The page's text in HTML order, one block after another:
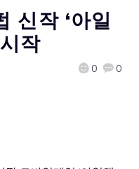
신작 ‘아일
작
0 0